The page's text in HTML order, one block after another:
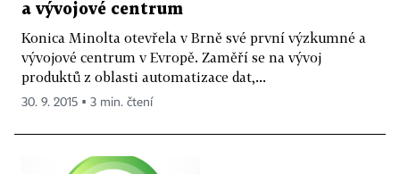
a vývojové centrum
Konica Minolta otevřela v Brně své první výzkumné a
vývojové centrum v Evropě. Zaměří se na vývoj
produktů z oblasti automatizace dat,...
30. 9. 2015 ▪ 3 min. čtení